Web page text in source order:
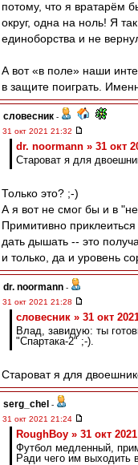
потому, что я вратарём
округ, одна на ноль! Я
единоборства и не
А вот «в поле» наши
в защите поиграть.
словесник -
31 окт 2021 21:32
dr. noormann » 31 окт
Староват я для
Только это? ;-)
А я вот не смог бы и в
Примитивно
дать дышать -- это
и только, да и уровень
dr. noormann -
31 окт 2021 21:28
словесник » 31 окт
Влад, завидую: ты
"Спартака-2" ;-).
Староват я для
serg_chel -
31 окт 2021 21:24
RoughBoy » 31 окт
Футбол медленный,
Ради чего им выходить